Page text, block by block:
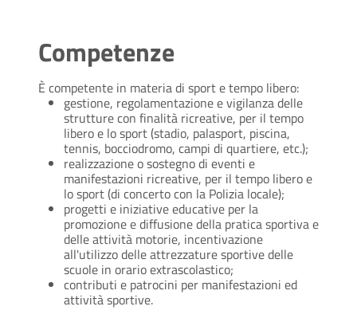
Competenze
È competente in materia di sport e tempo libero:
gestione, regolamentazione e vigilanza delle
strutture con finalità ricreative, per il tempo
libero e lo sport (stadio, palasport, piscina,
tennis, bocciodromo, campi di quartiere, etc.);
realizzazione o sostegno di eventi e
manifestazioni ricreative, per il tempo libero e
lo sport (di concerto con la Polizia locale);
progetti e iniziative educative per la
promozione e diffusione della pratica sportiva e
delle attività motorie, incentivazione
all'utilizzo delle attrezzature sportive delle
scuole in orario extrascolastico;
contributi e patrocini per manifestazioni ed
attività sportive.